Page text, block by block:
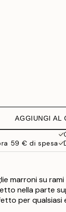
AGGIUNGI AL
59 € di spesa
marroni su
nella parte
per qualsiasi